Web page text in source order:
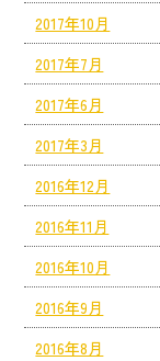
2017年10月
2017年7月
2017年6月
2017年3月
2016年12月
2016年11月
2016年10月
2016年9月
2016年8月